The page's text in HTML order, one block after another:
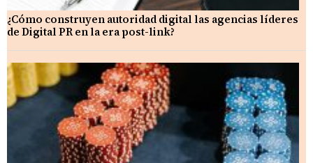
¿Cómo construyen autoridad digital las agencias líderes
de Digital PR en la era post-link?